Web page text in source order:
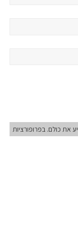
את כולם. בפרופורציות